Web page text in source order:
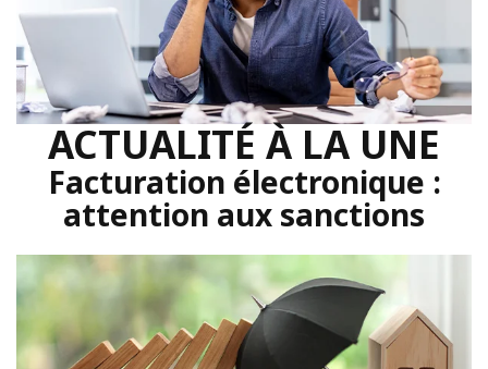
ACTUALITÉ À LA UNE
Facturation électronique :
attention aux sanctions